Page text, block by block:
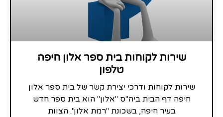
שירות לקוחות בית ספר אלון חיפה
טלפון
שירות לקוחות ודרכי יצירת קשר של בית ספר אלון
חיפה דף הבית ביה"ס "אלון" הוא בית ספר חדש
בעיר חיפה, בשכונת "רמת אלון". הצוות